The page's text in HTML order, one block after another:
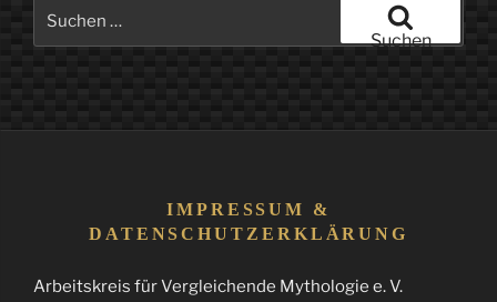
nach:
Suchen
IMPRESSUM &
DATENSCHUTZERKLÄRUNG
Arbeitskreis für Vergleichende Mythologie e. V.